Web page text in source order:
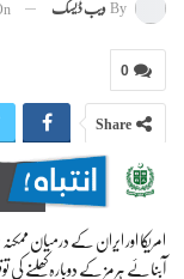
By ویب ڈیسک
0
Share
امریکا اور ایران کے درمیان
آبنائے ہرمز کے دوبارہ کھلنے کی